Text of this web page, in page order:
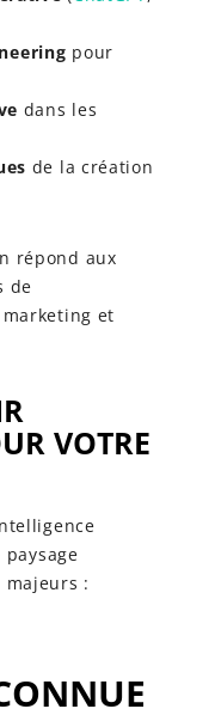
pour
dans les
de la création
répond aux
de
et
VOTRE
: